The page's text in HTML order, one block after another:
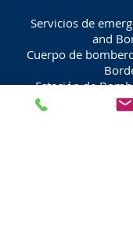
Servicios de
and
Cuerpo de
Estación de
Camino de